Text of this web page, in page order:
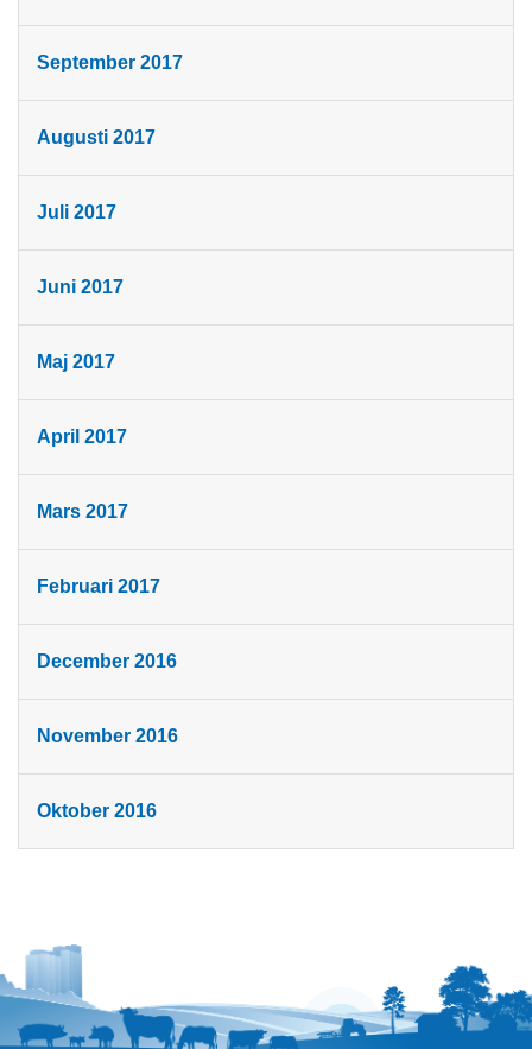
September 2017
Augusti 2017
Juli 2017
Juni 2017
Maj 2017
April 2017
Mars 2017
Februari 2017
December 2016
November 2016
Oktober 2016